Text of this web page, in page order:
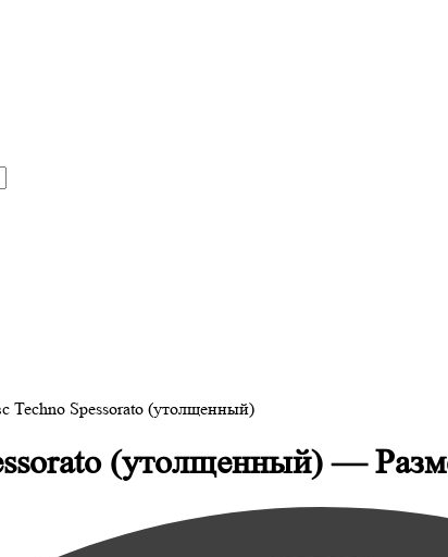
Techno Spessorato (утолщенный)
(утолщенный) —